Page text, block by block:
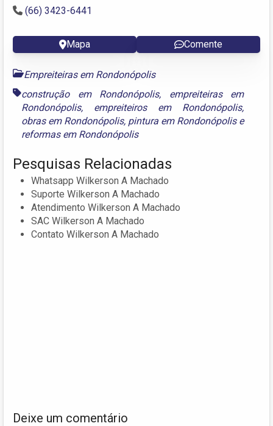
(66) 3423-6441
Mapa Comente
Empreiteiras em Rondonópolis
construção em Rondonópolis, empreiteiras em
Rondonópolis, empreiteiros em Rondonópolis,
obras em Rondonópolis, pintura em Rondonópolise
reformas em Rondonópolis
Pesquisas Relacionadas
Whatsapp Wilkerson A Machado
Suporte Wilkerson A Machado
Atendimento Wilkerson A Machado
SAC Wilkerson A Machado
Contato Wilkerson A Machado
Deixe um comentário